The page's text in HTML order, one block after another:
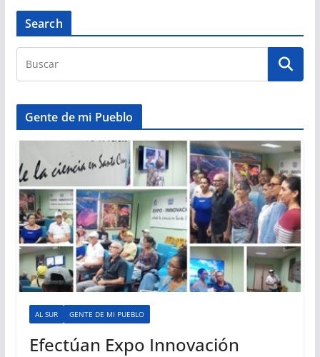
Search
Gente de mi Pueblo
AL SUR GENTE DE MI PUEBLO
Efectúan Expo Innovación